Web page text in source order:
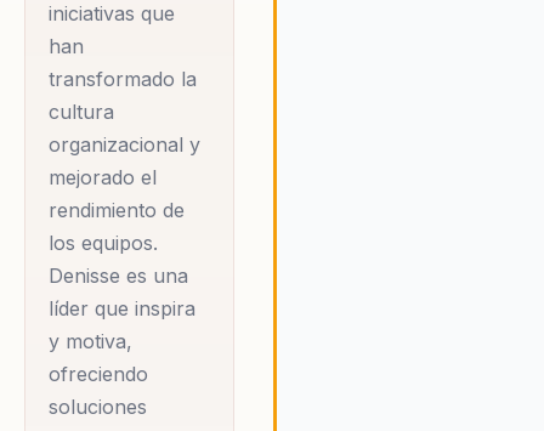
iniciativas que
han
transformado la
cultura
organizacional y
mejorado el
rendimiento de
los equipos.
Denisse es una
líder que inspira
y motiva,
ofreciendo
soluciones